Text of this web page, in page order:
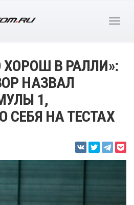
ХОРОШ В РАЛЛИ»:
НАЗВАЛ
1,
СЕБЯ НА ТЕСТАХ